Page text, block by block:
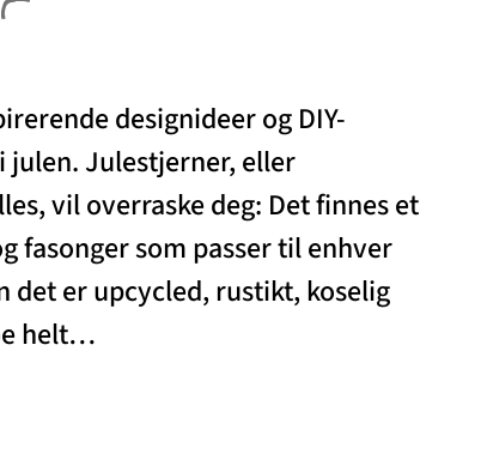
designideer og DIY-
Julestjerner, eller
vil overraske deg: Det finnes et
fasonger som passer til enhver
det er upcycled, rustikt, koselig
helt…